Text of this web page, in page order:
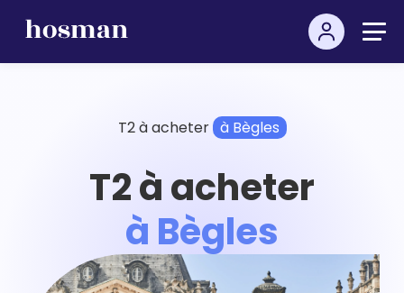
T2 à acheter à Bègles
T2 à acheter
à Bègles